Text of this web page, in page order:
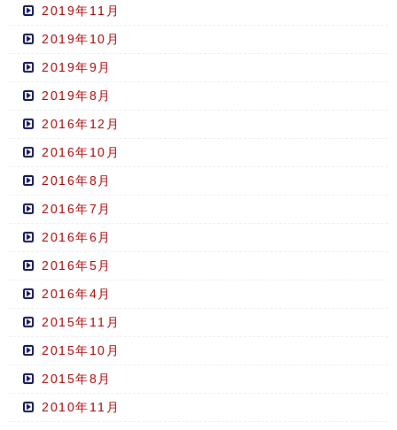
2019年11月
2019年10月
2019年9月
2019年8月
2016年12月
2016年10月
2016年8月
2016年7月
2016年6月
2016年5月
2016年4月
2015年11月
2015年10月
2015年8月
2010年11月